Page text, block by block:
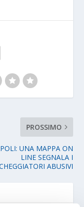
PROSSIMO
UNA MAPPA ON
LINE SEGNALA I
ABUSIVI